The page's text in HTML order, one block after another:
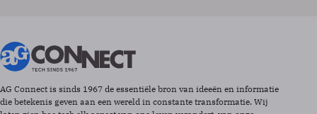
AG Connect is sinds 1967 de essentiële bron van ideeën en informatie
die betekenis geven aan een wereld in constante transformatie. Wij